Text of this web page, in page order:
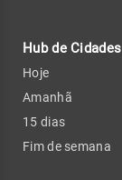
Hub de Cidades
Hoje
Amanhã
15 dias
Fim de semana